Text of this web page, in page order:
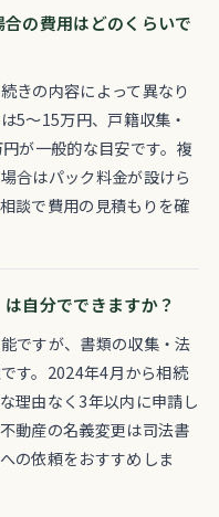
の費用はどのくらいで
きの内容によって異なり
5〜15万円、戸籍収集・
が一般的な目安です。複
合はパック料金が設けら
談で費用の見積もりを確
自分でできますか？
ですが、書類の収集・法
す。2024年4月から相続
理由なく3年以内に申請し
動産の名義変更は司法書
の依頼をおすすめしま